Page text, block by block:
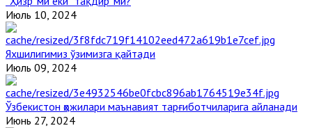
Июль 10, 2024
Яхшилигимиз ўзимизга қайтади
Июль 09, 2024
Ўзбекистон ҳожилари маънавият тарғиботчиларига айланади
Июнь 27, 2024